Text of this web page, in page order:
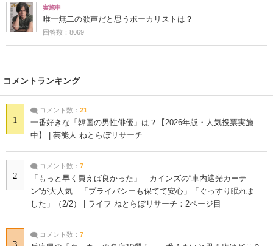
実施中
唯一無二の歌声だと思うボーカリストは？
回答数：8069
コメントランキング
1
コメント数： 21
一番好きな「韓国の男性俳優」は？【2026年版・人気投票実施
中】 | 芸能人 ねとらぼリサーチ
2
コメント数： 7
「もっと早く買えば良かった」 カインズの“車内遮光カーテ
ン”が大人気 「プライバシーも保てて安心」「ぐっすり眠れま
した」（2/2） | ライフ ねとらぼリサーチ：2ページ目
コメント数： 7